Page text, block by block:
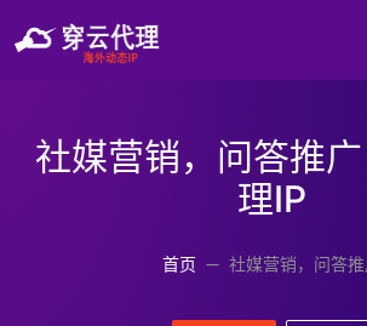
社媒营销，问答推
理IP
首页 社媒营销，问答